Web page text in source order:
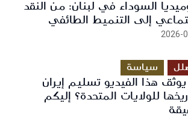
السوداء في لبنان: من النقد
إلى التنميط الطائفي
2026-
سياسة
هذا الفيديو تسليم إيران
للولايات المتحدة؟ إليكم